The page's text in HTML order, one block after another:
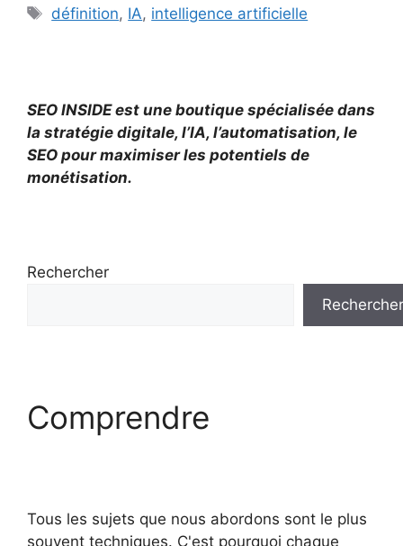
Étiquettes
définition, IA, intelligence artificielle
SEO INSIDE est une boutique spécialisée dans
la stratégie digitale, l’IA, l’automatisation, le
SEO pour maximiser les potentiels de
monétisation.
Rechercher
Rechercher
Comprendre
Tous les sujets que nous abordons sont le plus
souvent techniques. C'est pourquoi chaque